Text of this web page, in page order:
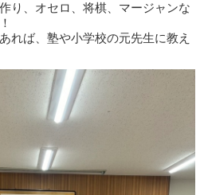
り、オセロ、将棋、マージャンな
れば、塾や小学校の元先生に教え